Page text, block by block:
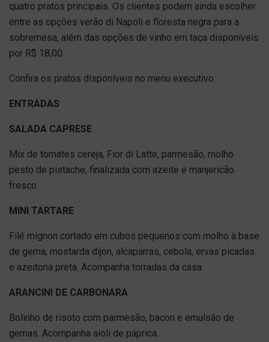
quatro pratos principais. Os clientes podem ainda escolher
entre as opções verão di Napoli e floresta negra para a
sobremesa, além das opções de vinho em taça disponíveis
por R$ 18,00.
Confira os pratos disponíveis no menu executivo:
ENTRADAS
SALADA CAPRESE
Mix de tomates cereja, Fior di Latte, parmesão, molho
pesto de pistache, finalizada com azeite e manjericão
fresco.
MINI TARTARE
Filé mignon cortado em cubos pequenos com molho à base
de gema, mostarda dijon, alcaparras, cebola, ervas picadas
e azeitona preta. Acompanha torradas da casa.
ARANCINI DE CARBONARA
Bolinho de risoto com parmesão, bacon e emulsão de
gemas. Acompanha aioli de páprica.